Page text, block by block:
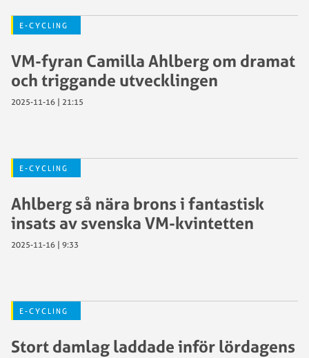
E-CYCLING
VM-fyran Camilla Ahlberg om dramat
och triggande utvecklingen
2025-11-16 | 21:15
E-CYCLING
Ahlberg så nära brons i fantastisk
insats av svenska VM-kvintetten
2025-11-16 | 9:33
E-CYCLING
Stort damlag laddade inför lördagens